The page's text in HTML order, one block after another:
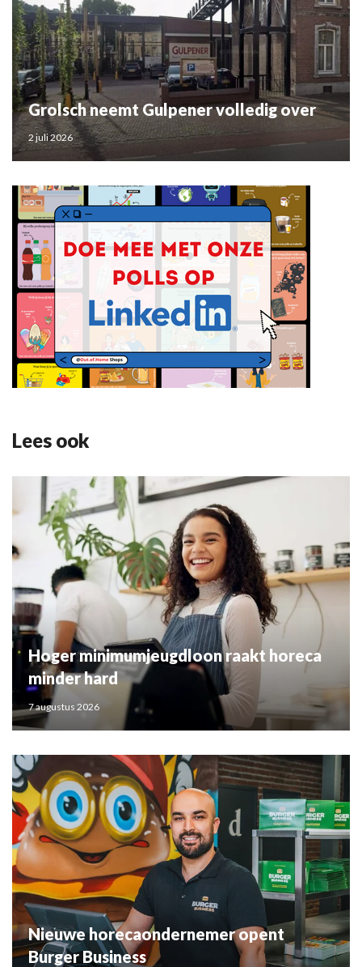
Grolsch neemt Gulpener volledig over
2 juli 2026
Lees ook
Hoger minimumjeugdloon raakt horeca
minder hard
7 augustus 2026
Nieuwe horecaondernemer opent
Burger Business